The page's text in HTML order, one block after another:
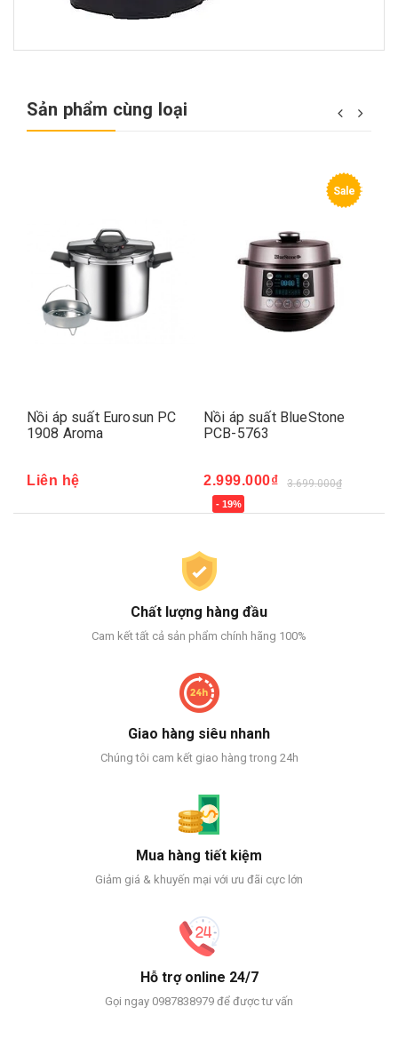
Sản phẩm cùng loại
PC
Nồi áp suất BlueStone
PCB-5763
3.699.000₫
Nồi áp suất điện
2.699.000₫
Chất lượng hàng đầu
Cam kết tất cả sản phẩm chính hãng 100%
Giao hàng siêu nhanh
Chúng tôi cam kết giao hàng trong 24h
Mua hàng tiết kiệm
Giảm giá & khuyến mại với ưu đãi cực lớn
Hỗ trợ online 24/7
Gọi ngay 0987838979 để được tư vấn